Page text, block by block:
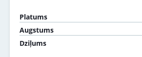
Platums
Augstums
Dziļums